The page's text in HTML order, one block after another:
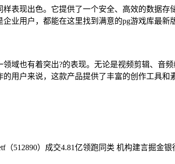
表现出色。它提供了一个安全、高效的数据
业用户，都能在这里找到满意的pg游戏库最新
域也有着突出?的表现。无论是视频剪辑、音
用户来说，这款产品提供了丰富的创作工具和
（512890）成交4.81亿领跑同类 机构建言掘金银